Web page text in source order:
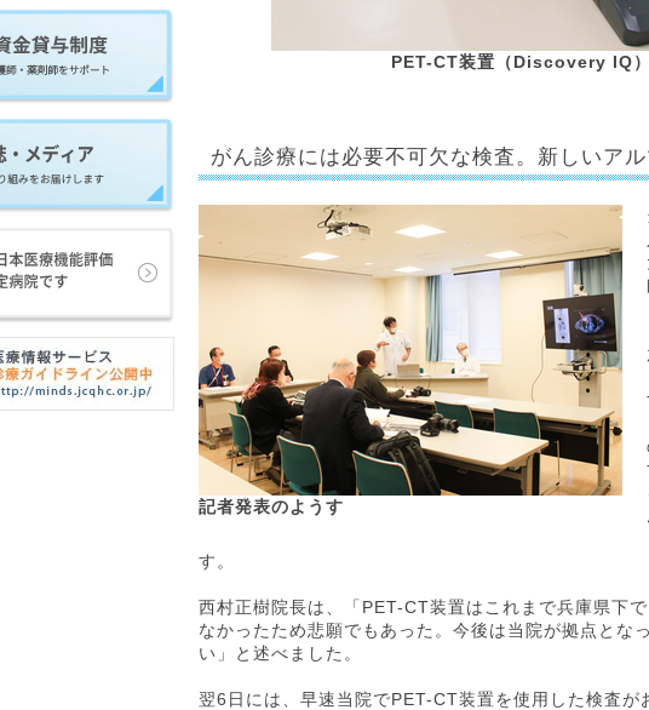
PET-CT装置（Discovery IQ
がん診療には必要不可欠な検査。新しいア
記者発表のようす
す。
西村正樹院長は、「PET-CT装置はこれまで兵庫県下
なかったため悲願でもあった。今後は当院が拠点とな
い」と述べました。
翌6日には、早速当院でPET-CT装置を使用した検査が